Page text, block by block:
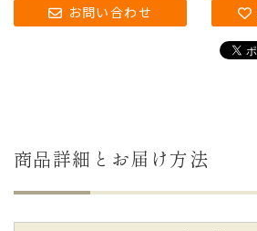
お問い合わせ
商品詳細とお届け方法